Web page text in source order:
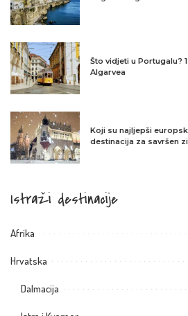
Što vidjeti u Portugalu?
Algarvea
Koji su najljepši
destinacija za savršen
Istraži destinacije
Afrika
Hrvatska
Dalmacija